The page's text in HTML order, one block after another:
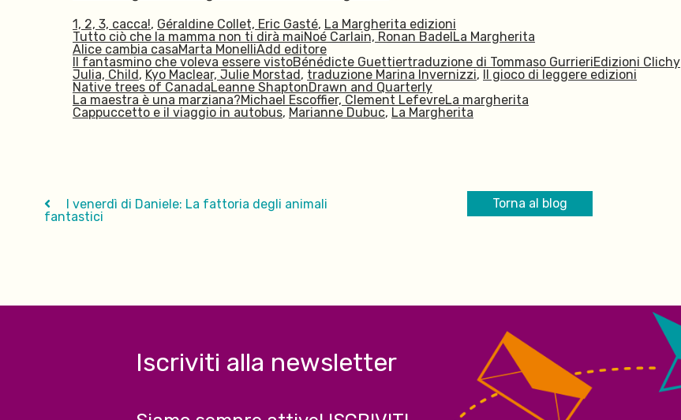
1, 2, 3, cacca!, Géraldine Collet, Eric Gasté, La Margherita edizioni
Tutto ciò che la mamma non ti dirà maiNoé Carlain, Ronan BadelLa Margherita
Alice cambia casaMarta MonelliAdd editore
Il fantasmino che voleva essere vistoBénédicte Guettiertraduzione di Tommaso GurrieriEdizioni Clichy
Julia, Child, Kyo Maclear, Julie Morstad, traduzione Marina Invernizzi, Il gioco di leggere edizioni
Native trees of CanadaLeanne ShaptonDrawn and Quarterly
La maestra è una marziana?Michael Escoffier, Clement LefevreLa margherita
Cappuccetto e il viaggio in autobus, Marianne Dubuc, La Margherita
I venerdì di Daniele: La fattoria degli animali
fantastici
Torna al blog
Iscriviti alla newsletter